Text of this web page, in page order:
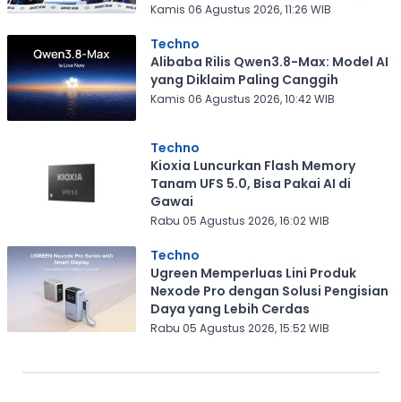
Kamis 06 Agustus 2026, 11:26 WIB
Techno
Alibaba Rilis Qwen3.8-Max: Model AI
yang Diklaim Paling Canggih
Kamis 06 Agustus 2026, 10:42 WIB
Techno
Kioxia Luncurkan Flash Memory
Tanam UFS 5.0, Bisa Pakai AI di
Gawai
Rabu 05 Agustus 2026, 16:02 WIB
Techno
Ugreen Memperluas Lini Produk
Nexode Pro dengan Solusi Pengisian
Daya yang Lebih Cerdas
Rabu 05 Agustus 2026, 15:52 WIB